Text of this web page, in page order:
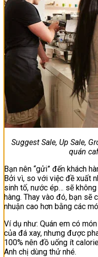
Suggest Sale, Up Sale,
quán
Bạn nên “gửi” đến khách
Bởi vì, so với việc đề xuất
sinh tố, nước ép… sẽ
hàng. Thay vào đó, bạn sẽ
nhuận cao hơn bằng các
Ví dụ như: Quán em có
của đá xay, nhưng được
100% nên đồ uống ít
Anh chị dùng thử nhé.